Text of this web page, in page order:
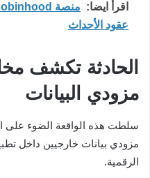
اقرأ ايضا:
عقود الأحداث
الحادثة تكشف
مزودي البيانات
سلطت هذه الواقعة الضوء على
مزودي بيانات خارجيين داخل
الرقمية.